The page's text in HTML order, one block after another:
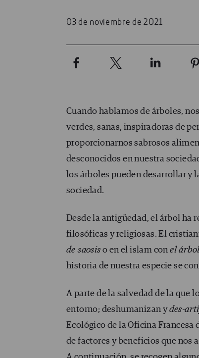
03 de noviembre de 2021
Cuando hablamos de árboles,
verdes, sanas, inspiradoras de
proporcionarnos sabrosos
desconocidos en nuestra
los árboles pueden desarrollar y
sociedad.
Desde la antigüedad, el árbol ha
filosóficas y religiosas. El
de saosis o en el islam conel
historia de nuestra especie se
A parte de la salvedad de la que
entorno; deshumanizan ydes-
Ecológico de la Oficina
de factores y beneficios que nos